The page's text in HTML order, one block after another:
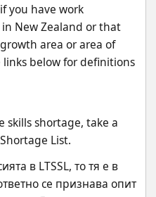
you have work
New Zealand or that
area or area of
below for definitions
skills shortage, take a
List.
в LTSSL, то тя е в
се признава опит